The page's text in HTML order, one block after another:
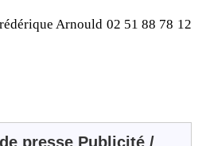
Arnould 02 51 88 78 12
presse Publicité /